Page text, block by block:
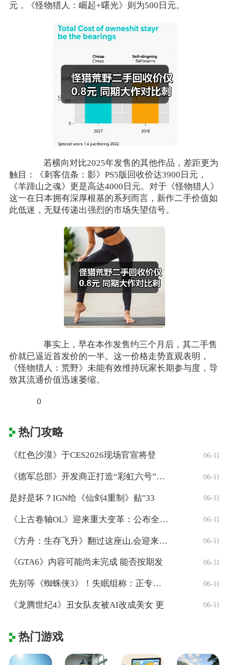
元，《怪物猎人：崛起+曙光》则为500日元。
若横向对比2025年发售的其他作品，差距更为
触目：《刺客信条：影》PS5版回收价达3900日元，
《羊蹄山之魂》更是高达4000日元。对于《怪物猎人》
这一在日本拥有深厚根基的系列而言，新作二手价值如
此低迷，无疑传递出强烈的市场失望信号。
事实上，早在本作发售约三个月后，其二手售
价就已逼近首发价的一半。这一价格走势直观表明，
《怪物猎人：荒野》未能有效维持玩家长期参与度，导
致其流通价值迅速萎缩。
0
热门攻略
《红色沙漠》于CES2026现场官宣将登 06-11
《德军总部》开发商正打造“彩虹六号”风格 06-11
是好是坏？IGN给《仙剑4重制》贴"33 06-11
《上古卷轴OL》迎来重大变革：公布全新「 06-11
《方舟：生存飞升》翻过这座山,会迎来真正 06-11
《GTA6》内容可能尚未完成 能否按期发 06-11
先别等《蜘蛛侠3》！失眠组称：正专注打造 06-11
《龙腾世纪4》丑女队友被AI改成美女 更 06-11
热门游戏